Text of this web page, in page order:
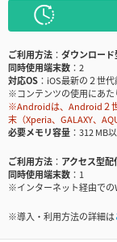
ご利用方法
ダウンロード
同時使用端末数
2
対応OS
iOS最新の２世
※コンテンツの使用にあ
※Androidは、Android２
末（Xperia、GALAXY、
必要メモリ容量
312 MB
ご利用方法
アクセス型配
同時使用端末数
1
※インターネット経由での
※導入・利用方法の詳細は